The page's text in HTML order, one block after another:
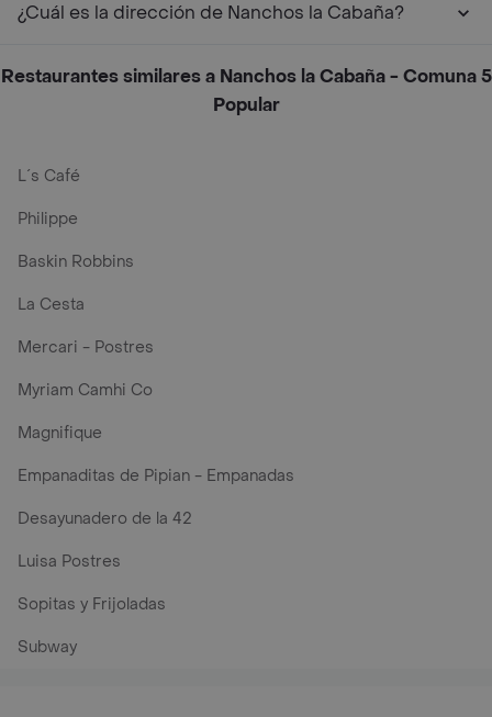
¿Cuál es la dirección de Nanchos la Cabaña?
Restaurantes similares a Nanchos la Cabaña - Comuna 5
Popular
L´s Café
Philippe
Baskin Robbins
La Cesta
Mercari - Postres
Myriam Camhi Co
Magnifique
Empanaditas de Pipian - Empanadas
Desayunadero de la 42
Luisa Postres
Sopitas y Frijoladas
Subway